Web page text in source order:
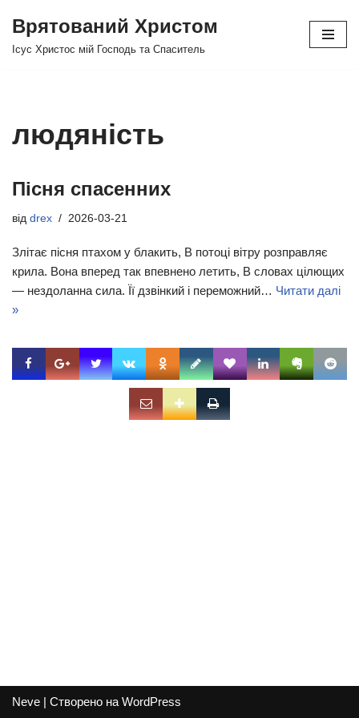
Перейти
Врятований Христом
Ісус Христос мій Господь та Спаситель
людяність
Пісня спасенних
від drex 2026-03-21
Злітає пісня птахом у блакить, В потоці вітру розправляє
крила. Вона вперед так впевнено летить, В словах цілющих
— нездоланна сила. Її дзвінкий і переможний… Читати далі
»
Neve | Створено на WordPress